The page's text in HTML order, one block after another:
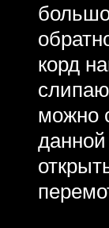
корд
можно